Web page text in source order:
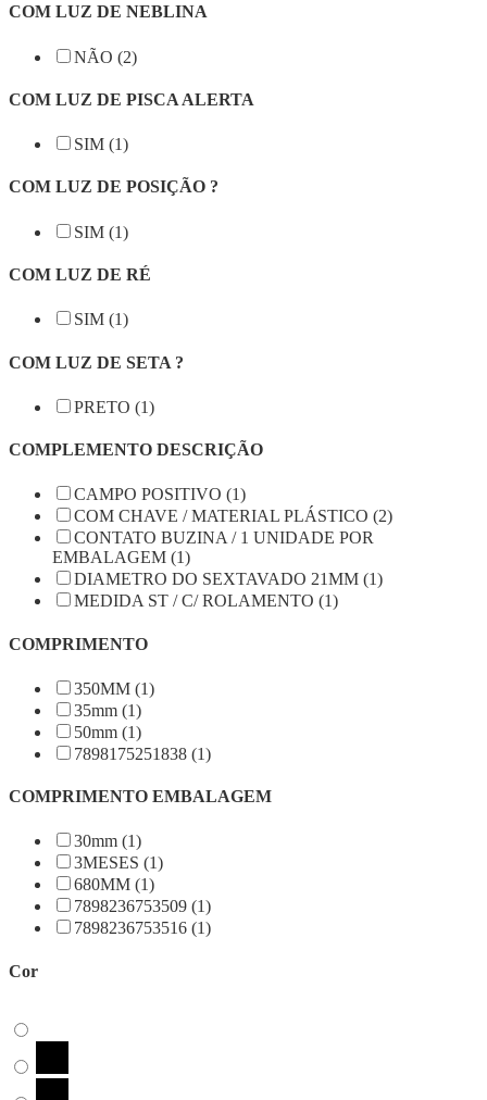
COM LUZ DE NEBLINA
NÃO (2)
COM LUZ DE PISCA ALERTA
SIM (1)
COM LUZ DE POSIÇÃO ?
SIM (1)
COM LUZ DE RÉ
SIM (1)
COM LUZ DE SETA ?
PRETO (1)
COMPLEMENTO DESCRIÇÃO
CAMPO POSITIVO (1)
COM CHAVE / MATERIAL PLÁSTICO (2)
CONTATO BUZINA / 1 UNIDADE POR
EMBALAGEM (1)
DIAMETRO DO SEXTAVADO 21MM (1)
MEDIDA ST / C/ ROLAMENTO (1)
COMPRIMENTO
350MM (1)
35mm (1)
50mm (1)
7898175251838 (1)
COMPRIMENTO EMBALAGEM
30mm (1)
3MESES (1)
680MM (1)
7898236753509 (1)
7898236753516 (1)
Cor